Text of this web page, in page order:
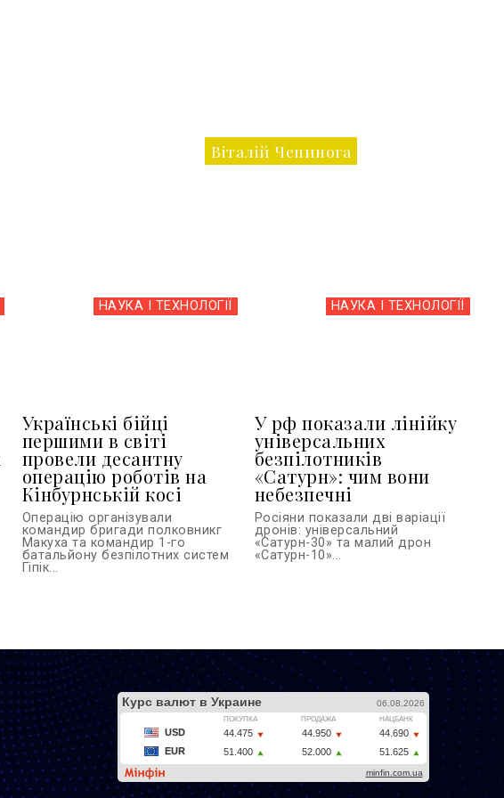
Віталій Чепинога
НАУКА І ТЕХНОЛОГІЇ
Українські бійці
першими в світі
провели десантну
операцію роботів на
Кінбурнській косі
Операцію організували
командир бригади полковникг
Макуха та командир 1-го
батальйону безпілотних систем
Гіпік...
НАУКА І ТЕХНОЛОГІЇ
У рф показали лінійку
універсальних
безпілотників
«Сатурн»: чим вони
небезпечні
Росіяни показали дві варіації
дронів: універсальний
«Сатурн-30» та малий дрон
«Сатурн-10»...